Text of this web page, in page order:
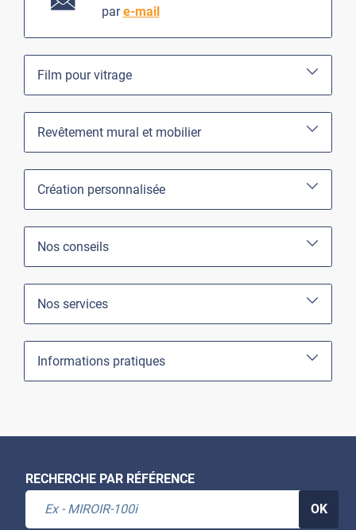
pare-mail
Film pour vitrage
Revêtement mural et mobilier
Création personnalisée
Nos conseils
Nos services
Informations pratiques
RECHERCHE PAR RÉFÉRENCE
OK